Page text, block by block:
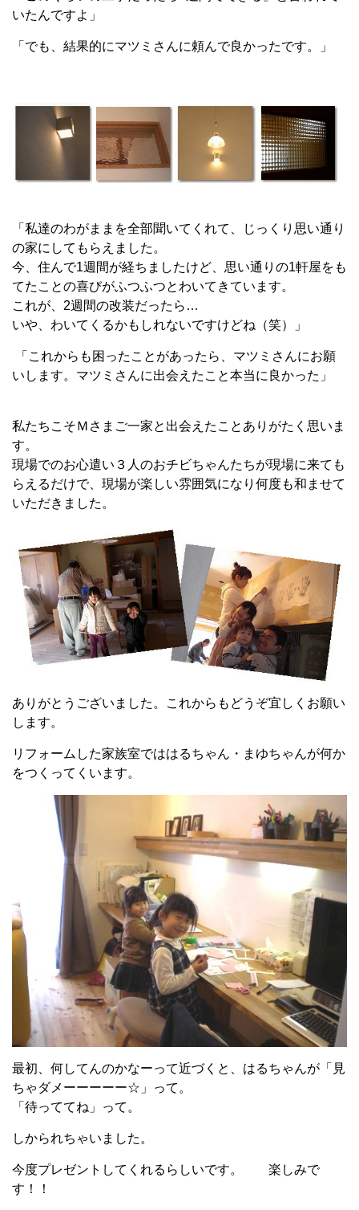
いたんですよ」
「でも、結果的にマツミさんに頼んで良かったです。」
「私達のわがままを全部聞いてくれて、じっくり思い通り
の家にしてもらえました。
今、住んで1週間が経ちましたけど、思い通りの1軒屋をも
てたことの喜びがふつふつとわいてきています。
これが、2週間の改装だったら…
いや、わいてくるかもしれないですけどね（笑）」
「これからも困ったことがあったら、マツミさんにお願
いします。マツミさんに出会えたこと本当に良かった」
私たちこそＭさまご一家と出会えたことありがたく思いま
す。
現場でのお心遣い３人のおチビちゃんたちが現場に来ても
らえるだけで、現場が楽しい雰囲気になり何度も和ませて
いただきました。
ありがとうございました。これからもどうぞ宜しくお願い
します。
リフォームした家族室でははるちゃん・まゆちゃんが何か
をつくってくいます。
最初、何してんのかなーって近づくと、はるちゃんが「見
ちゃダメーーーーー☆」って。
「待っててね」って。
しかられちゃいました。
今度プレゼントしてくれるらしいです。 楽しみで
す！！